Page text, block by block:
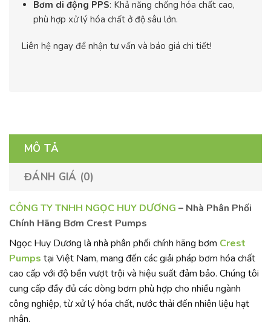
Bơm di động PPS: Khả năng chống hóa chất cao,
phù hợp xử lý hóa chất ở độ sâu lớn.
Liên hệ ngay để nhận tư vấn và báo giá chi tiết!
MÔ TẢ
ĐÁNH GIÁ (0)
CÔNG TY TNHH NGỌC HUY DƯƠNG – Nhà Phân Phối
Chính Hãng Bơm Crest Pumps
Ngọc Huy Dương là nhà phân phối chính hãng bơm Crest
Pumps tại Việt Nam, mang đến các giải pháp bơm hóa chất
cao cấp với độ bền vượt trội và hiệu suất đảm bảo. Chúng tôi
cung cấp đầy đủ các dòng bơm phù hợp cho nhiều ngành
công nghiệp, từ xử lý hóa chất, nước thải đến nhiên liệu hạt
nhân.